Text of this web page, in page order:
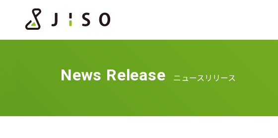
News Release ニュースリリース